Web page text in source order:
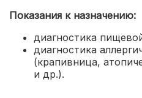
Показания к назначению:
диагностика
диагностика
(крапивница,
и др.).